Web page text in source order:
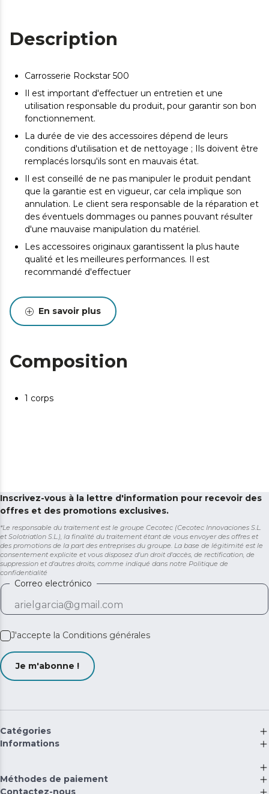
Description
Carrosserie Rockstar 500
Il est important d'effectuer un entretien et une
utilisation responsable du produit, pour garantir son bon
fonctionnement.
La durée de vie des accessoires dépend de leurs
conditions d'utilisation et de nettoyage ; Ils doivent être
remplacés lorsqu'ils sont en mauvais état.
Il est conseillé de ne pas manipuler le produit pendant
que la garantie est en vigueur, car cela implique son
annulation. Le client sera responsable de la réparation et
des éventuels dommages ou pannes pouvant résulter
d'une mauvaise manipulation du matériel.
Les accessoires originaux garantissent la plus haute
qualité et les meilleures performances. Il est
recommandé d'effectuer
En savoir plus
Composition
1 corps
Inscrivez-vous à la lettre d'information pour recevoir des
offres et des promotions exclusives.
*Le responsable du traitement est le groupe Cecotec (Cecotec Innovaciones S.L.
et Solotriatlon S.L.), la finalité du traitement étant de vous envoyer des offres et
des promotions de la part des entreprises du groupe. La base de légitimité est le
consentement explicite et vous disposez d'un droit d'accès, de rectification, de
suppression et d'autres droits, comme indiqué dans notre Politique de
confidentialité
Correo electrónico
J'accepte la Conditions générales
Je m'abonne !
Catégories
Informations
Méthodes de paiement
Contactez-nous